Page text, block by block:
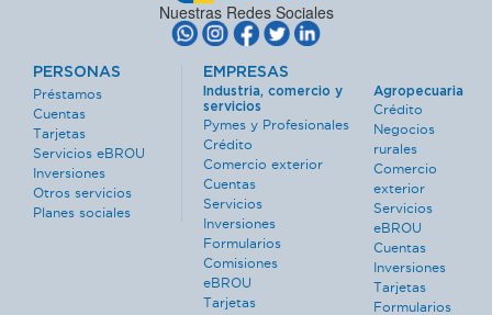
Nuestras Redes Sociales
PERSONAS
Préstamos
Cuentas
Tarjetas
Servicios eBROU
Inversiones
Otros servicios
Planes sociales
EMPRESAS
Industria, comercio y
servicios
Pymes y Profesionales
Crédito
Comercio exterior
Cuentas
Servicios
Inversiones
Formularios
Comisiones
eBROU
Tarjetas
Agropecuaria
Crédito
Negocios
rurales
Comercio
exterior
Servicios
eBROU
Cuentas
Inversiones
Tarjetas
Formularios